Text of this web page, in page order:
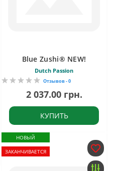
Blue Zushi® NEW!
Dutch Passion
Отзывов - 0
2 037.00 грн.
КУПИТЬ
НОВЫЙ
ЗАКАНЧИВАЕТСЯ